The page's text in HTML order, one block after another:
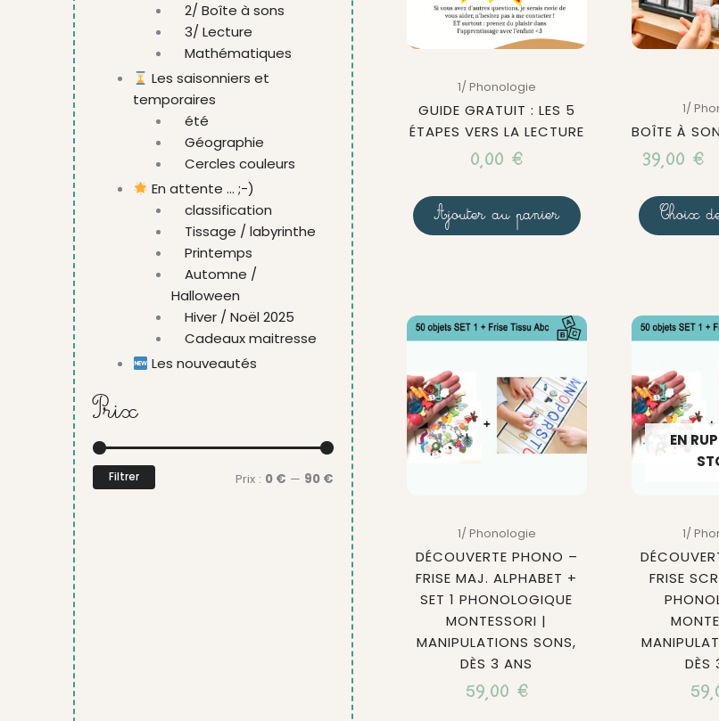
2/ Boîte à sons
3/ Lecture
Mathématiques
Les saisonniers et
temporaires
été
Géographie
Cercles couleurs
En attente ... ;-)
classification
Tissage / labyrinthe
Printemps
Automne /
Halloween
Hiver / Noël 2025
Cadeaux maitresse
Les nouveautés
Prix
Prix
min
Prix
max
Filtrer Prix : 0 € — 90 €
1/ Phonologie
GUIDE GRATUIT : LES 5
ÉTAPES VERS LA LECTURE
0,00 €
Ajouter au panier
1/
BOÎTE À
39,00 €
Choix
1/ Phonologie
DÉCOUVERTE PHONO –
FRISE MAJ. ALPHABET +
SET 1 PHONOLOGIQUE
MONTESSORI |
MANIPULATIONS SONS,
DÈS 3 ANS
59,00 €
EN
1/
FRISE
DÈS